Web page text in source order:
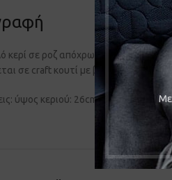
κερί σε ροζ απόχρωση.
σε craft κουτί με βιτρίνα.
ύψος κεριού: 26cm